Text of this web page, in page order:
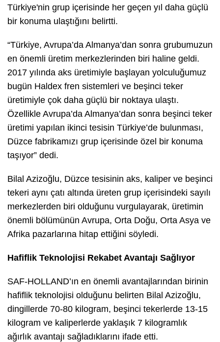
Türkiye'nin grup içerisinde her geçen yıl daha güçlü
bir konuma ulaştığını belirtti.
“Türkiye, Avrupa’da Almanya’dan sonra grubumuzun
en önemli üretim merkezlerinden biri haline geldi.
2017 yılında aks üretimiyle başlayan yolculuğumuz
bugün Haldex fren sistemleri ve beşinci teker
üretimiyle çok daha güçlü bir noktaya ulaştı.
Özellikle Avrupa’da Almanya’dan sonra beşinci teker
üretimi yapılan ikinci tesisin Türkiye’de bulunması,
Düzce fabrikamızı grup içerisinde özel bir konuma
taşıyor” dedi.
Bilal Azizoğlu, Düzce tesisinin aks, kaliper ve beşinci
tekeri aynı çatı altında üreten grup içerisindeki sayılı
merkezlerden biri olduğunu vurgulayarak, üretimin
önemli bölümünün Avrupa, Orta Doğu, Orta Asya ve
Afrika pazarlarına hitap ettiğini söyledi.
Hafiflik Teknolojisi Rekabet Avantajı Sağlıyor
SAF-HOLLAND’ın en önemli avantajlarından birinin
hafiflik teknolojisi olduğunu belirten Bilal Azizoğlu,
dingillerde 70-80 kilogram, beşinci tekerlerde 13-15
kilogram ve kaliperlerde yaklaşık 7 kilogramlık
ağırlık avantajı sağladıklarını ifade etti.